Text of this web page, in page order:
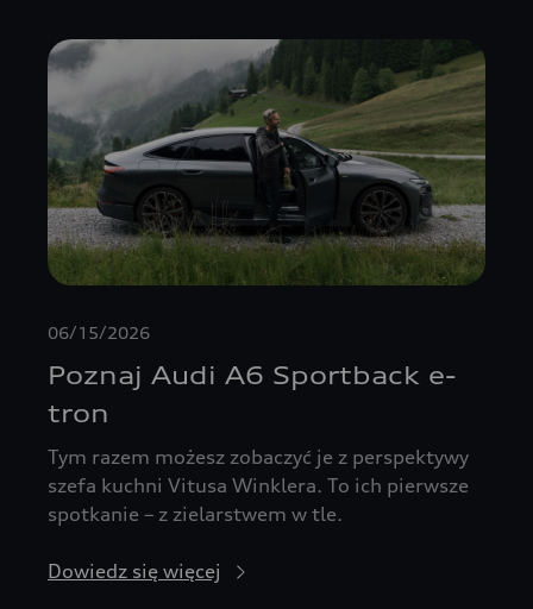
06/15/2026
Poznaj Audi A6 Sportback e-
tron
Tym razem możesz zobaczyć je z perspektywy
szefa kuchni Vitusa Winklera. To ich pierwsze
spotkanie – z zielarstwem w tle.
Dowiedz się więcej